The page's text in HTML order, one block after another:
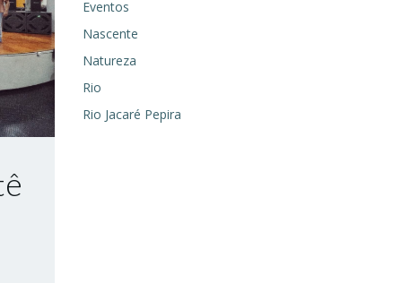
Eventos
Nascente
Natureza
Rio
Rio Jacaré Pepira